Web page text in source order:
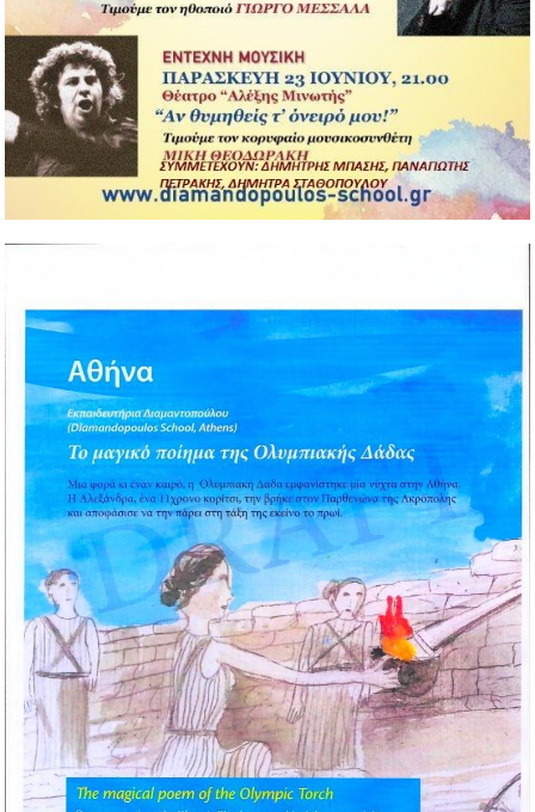
Περισσότερα...
Bazaar και γιορτή Χριστουγέννων
07/12/2016
Αγαπητοί γονείς, Πλησιάζουν οι γιορτές των Χριστουγέννων και
της Πρωτοχρονιάς και τα Εκπαιδευτήριά μας, όπως πάντα,
στέλνουν το μήνυμα της αγάπης...
Περισσότερα...